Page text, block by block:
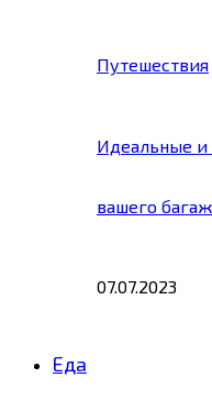
Путешествия
Идеальные и
вашего
07.07.2023
Еда